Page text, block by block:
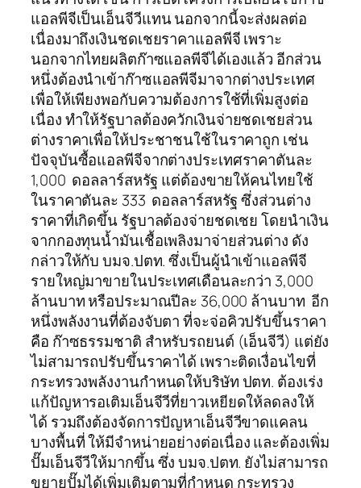
แอลพีจีเป็นเอ็นจีวีแทน นอกจากนี้จะส่งผลต่อ
เนื่องมาถึงเงินชดเชยราคาแอลพีจี เพราะ
นอกจากไทยผลิตก๊าซแอลพีจีได้เองแล้ว อีกส่วน
หนึ่งต้องนำเข้าก๊าซแอลพีจีมาจากต่างประเทศ
เพื่อให้เพียงพอกับความต้องการใช้ที่เพิ่มสูงต่อ
เนื่อง ทำให้รัฐบาลต้องควักเงินจ่ายชดเชยส่วน
ต่างราคาเพื่อให้ประชาชนใช้ในราคาถูก เช่น
ปัจจุบันซื้อแอลพีจีจากต่างประเทศราคาตันละ
1,000 ดอลลาร์สหรัฐ แต่ต้องขายให้คนไทยใช้
ในราคาตันละ 333 ดอลลาร์สหรัฐ ซึ่งส่วนต่าง
ราคาที่เกิดขึ้น รัฐบาลต้องจ่ายชดเชย โดยนำเงิน
จากกองทุนน้ำมันเชื้อเพลิงมาจ่ายส่วนต่าง ดัง
กล่าวให้กับ บมจ.ปตท. ซึ่งเป็นผู้นำเข้าแอลพีจี
รายใหญ่มาขายในประเทศเดือนละกว่า 3,000
ล้านบาท หรือประมาณปีละ 36,000 ล้านบาท อีก
หนึ่งพลังงานที่ต้องจับตา ที่จะจ่อคิวปรับขึ้นราคา
คือ ก๊าซธรรมชาติ สำหรับรถยนต์ (เอ็นจีวี) แต่ยัง
ไม่สามารถปรับขึ้นราคาได้ เพราะติดเงื่อนไขที่
กระทรวงพลังงานกำหนดให้บริษัท ปตท. ต้องเร่ง
แก้ปัญหารอเติมเอ็นจีวีที่ยาวเหยียดให้ลดลงให้
ได้ รวมถึงต้องจัดการปัญหาเอ็นจีวีขาดแคลน
บางพื้นที่ ให้มีจำหน่ายอย่างต่อเนื่อง และต้องเพิ่ม
ปั๊มเอ็นจีวีให้มากขึ้น ซึ่ง บมจ.ปตท. ยังไม่สามารถ
ขยายปั๊มได้เพิ่มเติมตามที่กำหนด กระทรวง